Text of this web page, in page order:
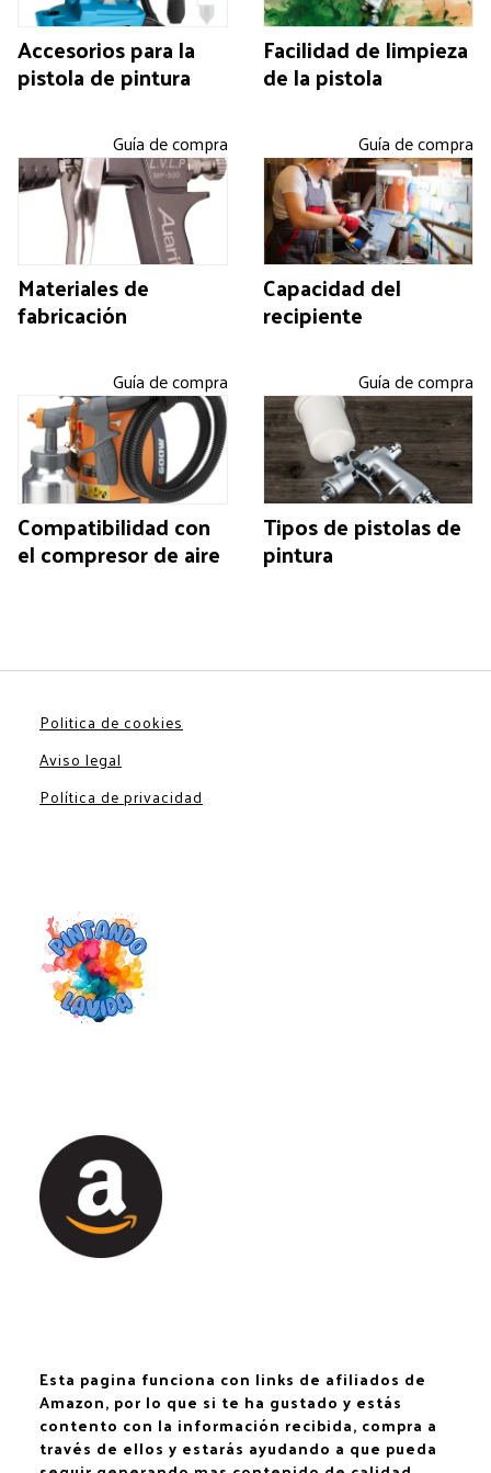
Accesorios para la
pistola de pintura
Facilidad de limpieza
de la pistola
Guía de compra
Materiales de
fabricación
Guía de compra
Capacidad del
recipiente
Guía de compra
Compatibilidad con
el compresor de aire
Guía de compra
Tipos de pistolas de
pintura
Politica de cookies
Aviso legal
Política de privacidad
Esta pagina funciona con links de afiliados de
Amazon, por lo que si te ha gustado y estás
contento con la información recibida, compra a
través de ellos y estarás ayudando a que pueda